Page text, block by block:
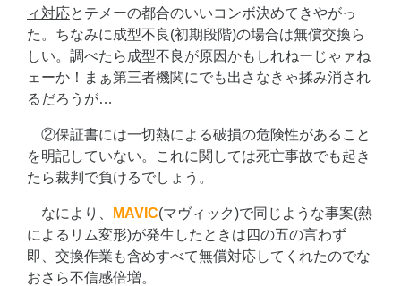
ィ対応とテメーの都合のいいコンボ決めてきやがっ
た。ちなみに成型不良(初期段階)の場合は無償交換ら
しい。調べたら成型不良が原因かもしれねーじゃァね
ェーか！まぁ第三者機関にでも出さなきゃ揉み消され
るだろうが…
②保証書には一切熱による破損の危険性があること
を明記していない。これに関しては死亡事故でも起き
たら裁判で負けるでしょう。
なにより、 MAVIC(マヴィック)で同じような事案(熱
によるリム変形)が発生したときは四の五の言わず
即、交換作業も含めすべて無償対応してくれたのでな
おさら不信感倍増。